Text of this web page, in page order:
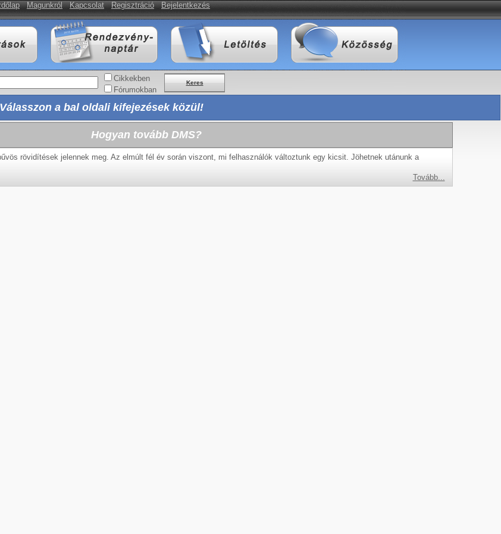
Magunkról Kapcsolat Regisztráció Bejelentkezés
Cikkekben
Fórumokban
Keres
Válasszon a bal oldali kifejezések közül!
Hogyan tovább DMS?
rövidítések jelennek meg. Az elmúlt fél év során viszont, mi felhasználók változtunk egy kicsit. Jöhetnek utánunk a
Tovább...